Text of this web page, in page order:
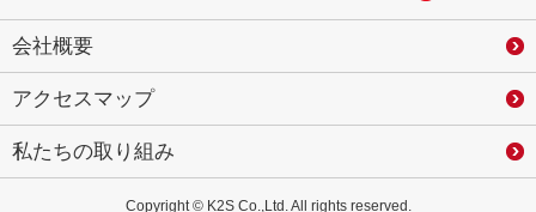
会社概要
アクセスマップ
私たちの取り組み
Copyright © K2S Co.,Ltd. All rights reserved.